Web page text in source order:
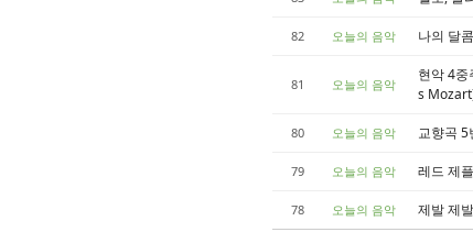
82 오늘의 음악 나의 달
81 오늘의 음악
현악 4
s
80 오늘의 음악 교향곡
79 오늘의 음악 레드 제
78 오늘의 음악 제발 제